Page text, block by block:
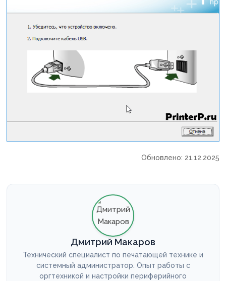
Обновлено: 21.12.2025
Дмитрий Макаров
Технический специалист по печатающей технике и
системный администратор. Опыт работы с
оргтехникой и настройки периферийного